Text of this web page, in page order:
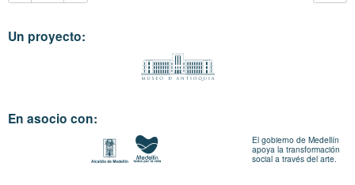
Un proyecto:
En asocio con:
El gobierno de Medellín
apoya la transformación
social a través del arte.